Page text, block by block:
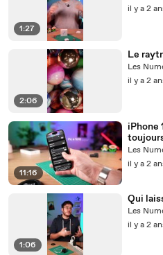
1:27
il y a 2
2:06
Le
Les
il y a 2
11:16
iPhone
Les
il y a 2
1:06
Qui
Les
il y a 2